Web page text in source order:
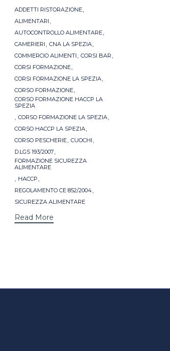
Tags
ADDETTI RISTORAZIONE,
ALIMENTARI ,
AUTOCONTROLLO ALIMENTARE,
CAMERIERI , CNA LA SPEZIA,
COMMERCIO ALIMENTI , CORSI BAR ,
CORSI FORMAZIONE,
CORSI FORMAZIONE LA SPEZIA,
CORSO FORMAZIONE,
CORSO FORMAZIONE HACCP LA
SPEZIA
, CORSO FORMAZIONE LA SPEZIA,
CORSO HACCP LA SPEZIA,
CORSO PESCHERIE, CUOCHI ,
D.LGS 193/2007,
FORMAZIONE SICUREZZA
ALIMENTARE
, HACCP ,
REGOLAMENTO CE 852/2004,
SICUREZZA ALIMENTARE
Read More